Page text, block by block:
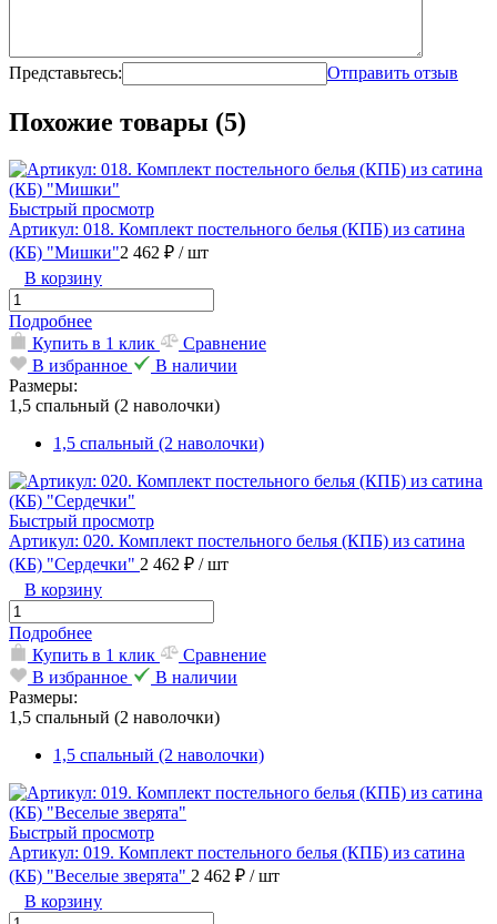
Представьтесь: Отправить отзыв
Похожие товары (5)
Быстрый просмотр
Артикул: 018. Комплект постельного белья (КПБ) из сатина
(КБ) "Мишки"2 462 ₽ / шт
В корзину
Подробнее
Купить в 1 клик
Сравнение
В избранное
В наличии
Размеры:
1,5 спальный (2 наволочки)
1,5 спальный (2 наволочки)
Быстрый просмотр
Артикул: 020. Комплект постельного белья (КПБ) из сатина
(КБ) "Сердечки" 2 462 ₽ / шт
В корзину
Подробнее
Купить в 1 клик
Сравнение
В избранное
В наличии
Размеры:
1,5 спальный (2 наволочки)
1,5 спальный (2 наволочки)
Быстрый просмотр
Артикул: 019. Комплект постельного белья (КПБ) из сатина
(КБ) "Веселые зверята" 2 462 ₽ / шт
В корзину